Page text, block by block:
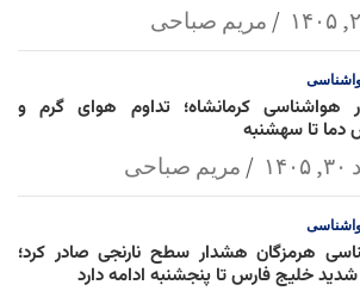
مریم صباحی
هواشناسی کرمانشاه؛ تداوم هوای گرم و
دما تا سهشنبه
مریم صباحی
هرمزگان هشدار سطح نارنجی صادر کرد؛
خلیج فارس تا پنجشنبه ادامه دارد